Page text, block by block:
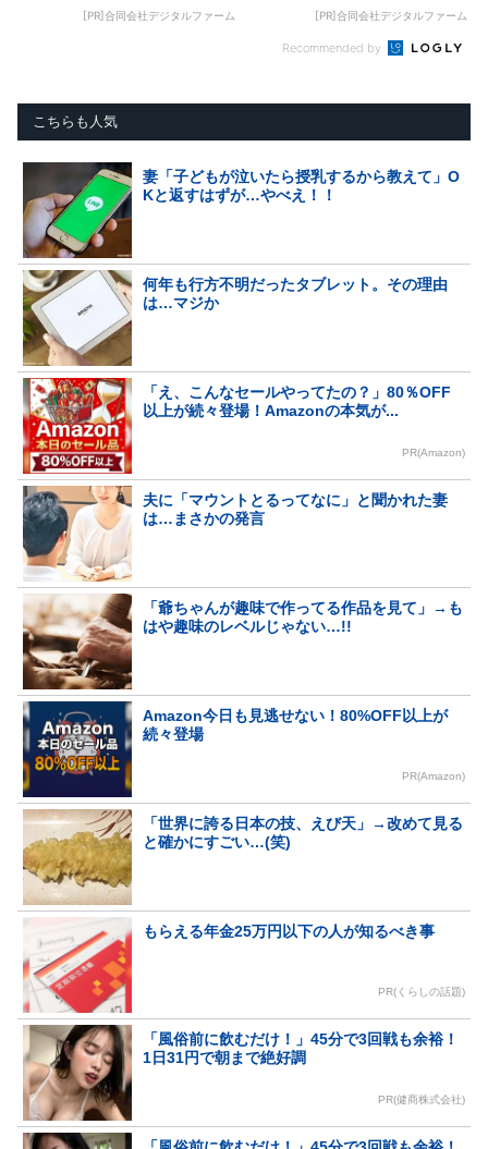
[PR]合同会社デジタルファーム [PR]合同会社デジタルファーム
Recommended by
こちらも人気
妻「子どもが泣いたら授乳するから教えて」O
Kと返すはずが…やべえ！！
何年も行方不明だったタブレット。その理由
は…マジか
「え、こんなセールやってたの？」80％OFF
以上が続々登場！Amazonの本気が...
PR(Amazon)
夫に「マウントとるってなに」と聞かれた妻
は…まさかの発言
「爺ちゃんが趣味で作ってる作品を見て」→も
はや趣味のレベルじゃない…!!
Amazon今日も見逃せない！80%OFF以上が
続々登場
PR(Amazon)
「世界に誇る日本の技、えび天」→改めて見る
と確かにすごい…(笑)
もらえる年金25万円以下の人が知るべき事
PR(くらしの話題)
「風俗前に飲むだけ！」45分で3回戦も余裕！
1日31円で朝まで絶好調
PR(健商株式会社)